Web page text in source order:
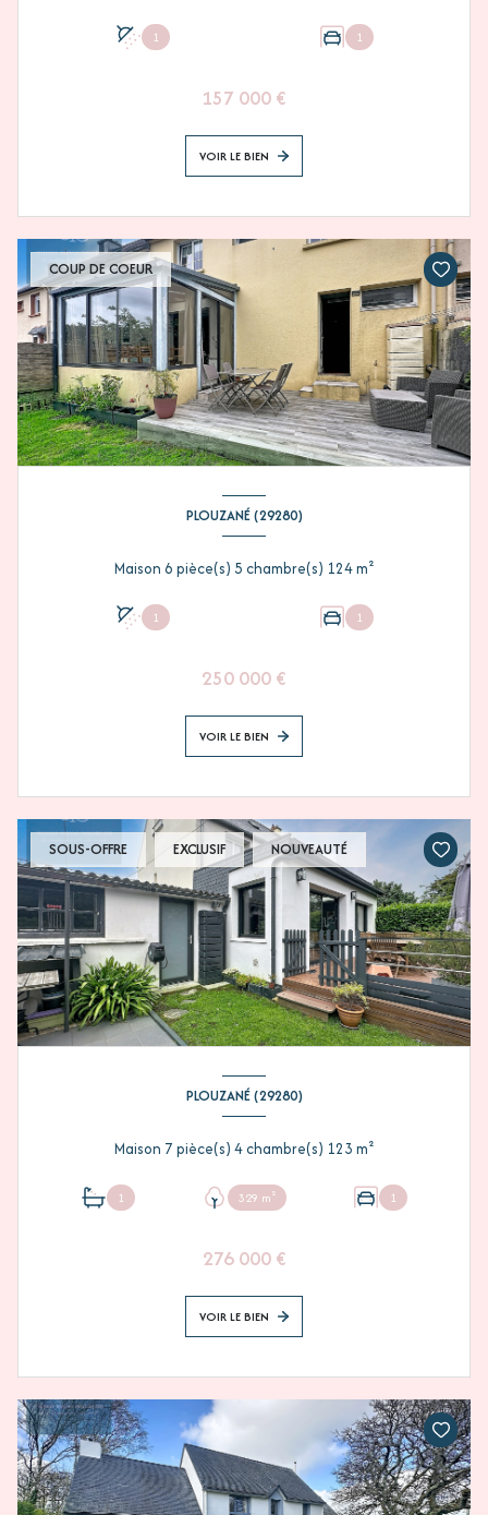
1 1
157 000 €
VOIR LE BIEN
COUP DE COEUR
PLOUZANÉ (29280)
Maison 6 pièce(s) 5 chambre(s) 124 m²
1 1
250 000 €
VOIR LE BIEN
SOUS-OFFRE EXCLUSIF NOUVEAUTÉ
PLOUZANÉ (29280)
Maison 7 pièce(s) 4 chambre(s) 123 m²
1 329 m² 1
276 000 €
VOIR LE BIEN